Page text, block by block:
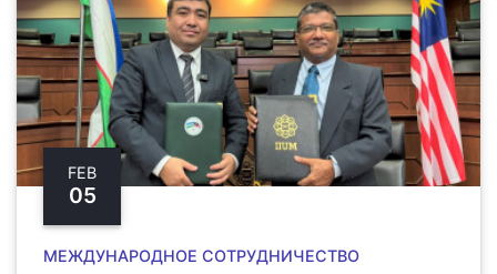
FEB
05
МЕЖДУНАРОДНОЕ СОТРУДНИЧЕСТВО